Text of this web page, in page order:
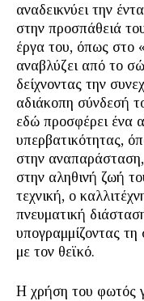
αναδεικνύει την
στην προσπάθειά
έργα του, όπως στο
αναβλύζει από το
δείχνοντας την
αδιάκοπη σύνδεσή
εδώ προσφέρει ένα
υπερβατικότητας,
στην
στην αληθινή ζωή
τεχνική, ο
πνευματική
υπογραμμίζοντας
με τον θεϊκό.
Η χρήση του φωτός